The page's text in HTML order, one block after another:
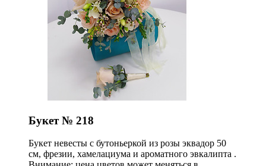
Букет № 218
Букет невесты с бутоньеркой из розы эквадор 50
см, фрезии, хамелациума и ароматного эвкалипта .